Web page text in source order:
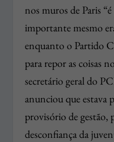
nos muros de Paris
importante mesmo
enquanto o Partido
para repor as coisas
secretário geral do
anunciou que estava
provisório de gestão,
desconfiança da